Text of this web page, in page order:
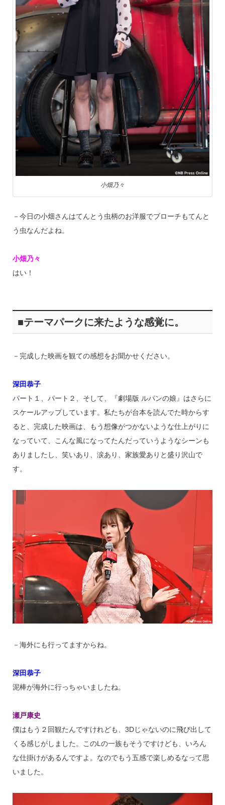
小畑乃々
－今日の小畑さんはてんとう虫柄のお洋服でブローチもてんと
う虫なんだよね。
小畑乃々
はい！
■テーマパークに来たような感覚に。
－完成した映画を観ての感想をお聞かせください。
深田恭子
パート１、パート２、そして、『劇場版 ルパンの娘』はさらに
スケールアップしています。私たちが台本を読んでた時からす
ると、完成した映画は、もう想像がつかないような仕上がりに
なっていて、こんな風になってたんだっていうようなシーンも
ありましたし、笑いあり、涙あり、家族愛ありと盛り沢山で
す。
－海外にも行ってますからね。
深田恭子
泥棒が海外に行っちゃいましたね。
瀬戸康史
僕はもう２回観たんですけれども、3Dじゃないのに飛び出して
くる感じがしました。このLの一族もそうですけども、いろん
な仕掛けがあるんですよ。なのでもう五感で楽しめるなって思
いました。